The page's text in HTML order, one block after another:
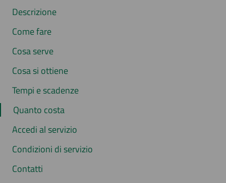
Descrizione
Come fare
Cosa serve
Cosa si ottiene
Tempi e scadenze
Quanto costa
Accedi al servizio
Condizioni di servizio
Contatti